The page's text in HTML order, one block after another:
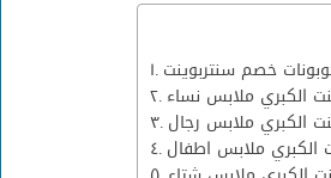
خصم سنتربوينت
الكبري ملابس نساء
الكبري ملابس رجال
الكبري ملابس اطفال